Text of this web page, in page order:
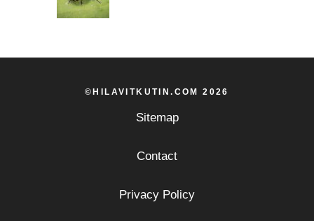
©HILAVITKUTIN.COM 2026
Sitemap
Contact
Privacy Policy